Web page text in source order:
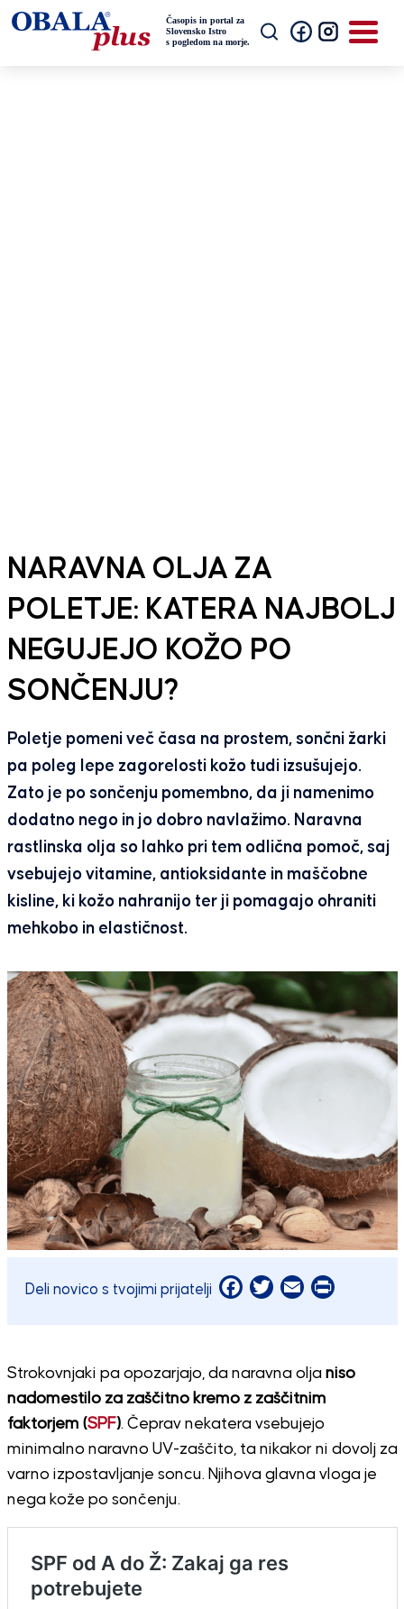
NARAVNA OLJA ZA
POLETJE: KATERA NAJBOLJ
NEGUJEJO KOŽO PO
SONČENJU?
Poletje pomeni več časa na prostem, sončni žarki
pa poleg lepe zagorelosti kožo tudi izsušujejo.
Zato je po sončenju pomembno, da ji namenimo
dodatno nego in jo dobro navlažimo. Naravna
rastlinska olja so lahko pri tem odlična pomoč, saj
vsebujejo vitamine, antioksidante in maščobne
kisline, ki kožo nahranijo ter ji pomagajo ohraniti
mehkobo in elastičnost.
Deli novico s tvojimi prijatelji Facebook
Twitter
EmailPrint
Strokovnjaki pa opozarjajo, da naravna olja niso
nadomestilo za zaščitno kremo z zaščitnim
faktorjem (SPF). Čeprav nekatera vsebujejo
minimalno naravno UV-zaščito, ta nikakor ni dovolj za
varno izpostavljanje soncu. Njihova glavna vloga je
nega kože po sončenju.